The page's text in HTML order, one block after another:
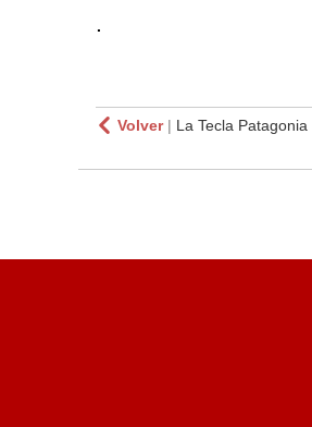
.
Volver| La Tecla Patagonia